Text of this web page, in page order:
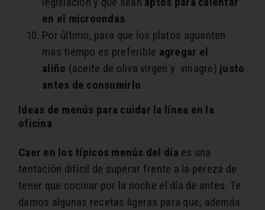
en el microondas.
Por último, para que los platos aguanten
más tiempo es preferible agregar el
aliño (aceite de oliva virgen y vinagre) justo
antes de consumirlo.
Ideas de menús para cuidar la línea en la
oficina
Caer en los típicos menús del día es una
tentación difícil de superar frente a la pereza de
tener que cocinar por la noche el día de antes. Te
damos algunas recetas ligeras para que, además